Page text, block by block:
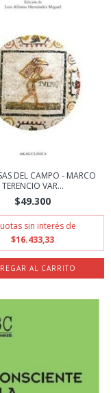
DEL CAMPO - MARCO
TERENCIO VAR...
$49.300
sin interés de
$16.433,33